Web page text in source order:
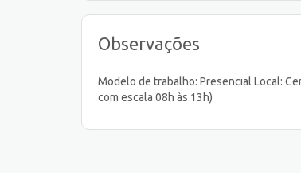
Observações
Modelo de trabalho: Presencial Local:
com escala 08h às 13h)